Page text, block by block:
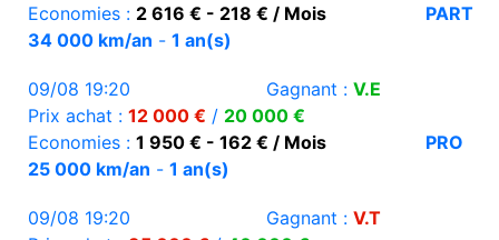
Economies : 2 616 € - 218 € / Mois
PART
34 000 km/an - 1 an(s)
09/08 19:20 Gagnant : V.E
Prix achat : 12 000 € / 20 000 €
Economies : 1 950 € - 162 € / Mois
PRO
25 000 km/an - 1 an(s)
09/08 19:20 Gagnant : V.T